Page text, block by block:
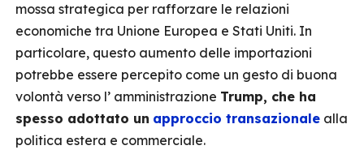
mossa strategica per rafforzare le relazioni
economiche tra Unione Europea e Stati Uniti. In
particolare, questo aumento delle importazioni
potrebbe essere percepito come un gesto di buona
volontà verso l’ amministrazione Trump, che ha
spesso adottato un approccio transazionale alla
politica estera e commerciale.